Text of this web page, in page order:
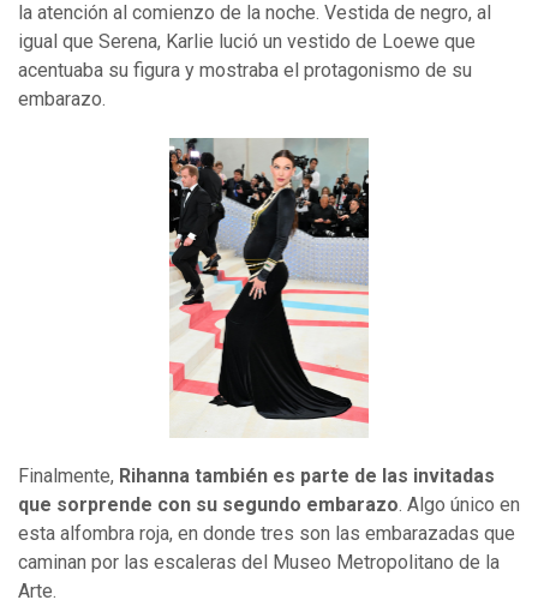
la atención al comienzo de la noche. Vestida de negro, al
igual que Serena, Karlie lució un vestido de Loewe que
acentuaba su figura y mostraba el protagonismo de su
embarazo.
Finalmente, Rihanna también es parte de las invitadas
que sorprende con su segundo embarazo. Algo único en
esta alfombra roja, en donde tres son las embarazadas que
caminan por las escaleras del Museo Metropolitano de la
Arte.